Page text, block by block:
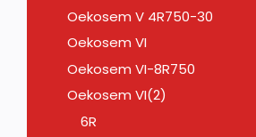
Oekosem V 4R750-30
Oekosem VI
Oekosem VI-8R750
Oekosem VI(2)
6R